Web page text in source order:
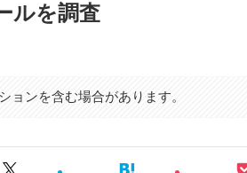
ルを調査
ョンを含む場合があります。